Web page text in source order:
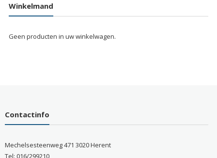
Winkelmand
Geen producten in uw winkelwagen.
Contactinfo
Mechelsesteenweg 471 3020 Herent
Tel: 016/299210